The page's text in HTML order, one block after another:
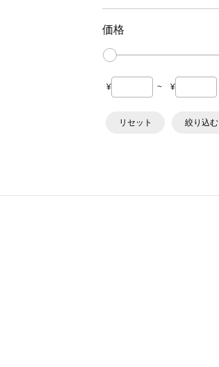
価格
¥ ~ ¥
リセット 絞り込む